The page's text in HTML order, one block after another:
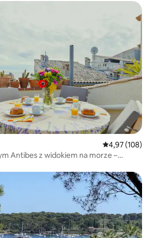
Średnia
4,97 (108)
Antibes z widokiem na morze –